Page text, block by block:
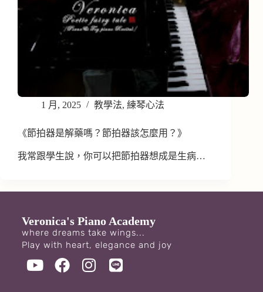
1 月, 2025 教學法, 練琴心法
《節拍器是解藥嗎？節拍器該怎麼用？》
我常跟學生說，你可以把節拍器想成是生病…
Veronica's Piano Academy
where dreams take wings...
Play with heart, elegance and joy